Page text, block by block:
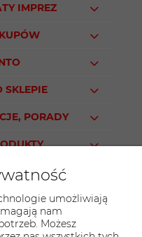
IMPREZ
SKLEPIE
PORADY
umożliwiają
nam
Możesz